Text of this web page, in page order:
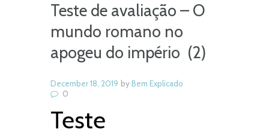
Teste de avaliação – O
mundo romano no
apogeu do império (2)
December 18, 2019 byBem Explicado
0
Teste